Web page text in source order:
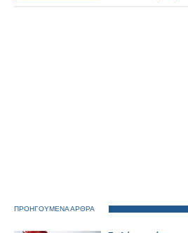
ΠΡΟΗΓΟΥΜΕΝΑ ΑΡΘΡΑ